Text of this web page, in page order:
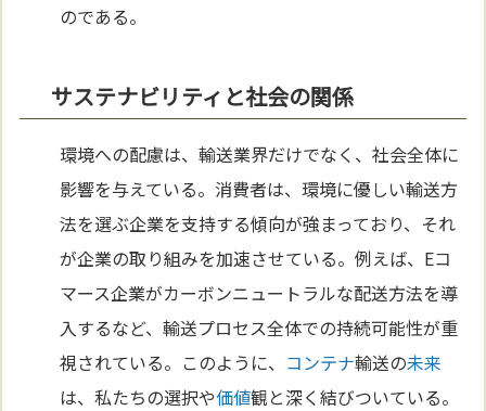
のである。
サステナビリティと社会の関係
環境への配慮は、輸送業界だけでなく、社会全体に
影響を与えている。消費者は、環境に優しい輸送方
法を選ぶ企業を支持する傾向が強まっており、それ
が企業の取り組みを加速させている。例えば、Eコ
マース企業がカーボンニュートラルな配送方法を導
入するなど、輸送プロセス全体での持続可能性が重
視されている。このように、 コンテナ輸送の未来
は、私たちの選択や価値観と深く結びついている。